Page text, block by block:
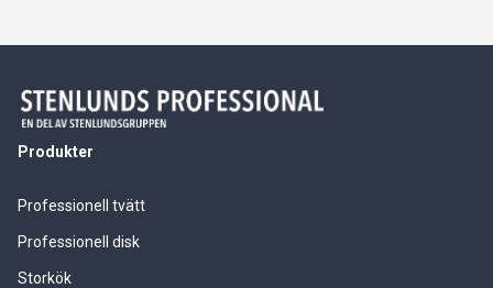
Produkter
Professionell tvätt
Professionell disk
Storkök